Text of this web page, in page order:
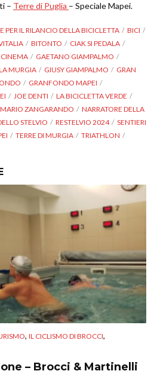
– Terre di Puglia – Speciale Mapei.
PER IL RILANCIO DELLA BICICLETTA
BICI
BITONTO
CIAK SI PEDALA
CINEMA
GAETANO GIAMPALMO
MURGIA GIUSY GIAMPALMO
GRAN
GRANFONDO MAPEI
JOE DENTI
LA BICICLETTA VERDE
MARIO ZANGARANDO
NARRATORE DELLA
STELVIO RESTELVIO 2024
SENTIERI
TERRE DI MURGIA
TRIATHLON
, IL CICLISMO DI BROCCI,
– Brocci & Martinelli